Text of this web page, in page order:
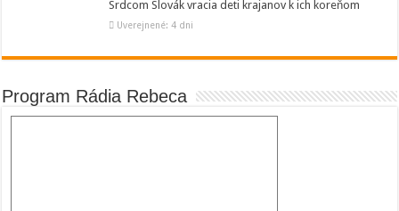
Srdcom Slovák vracia deti krajanov k ich koreňom
Uverejnené: 4 dni
Program Rádia Rebeca